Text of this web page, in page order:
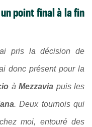
point final à la fin
pris la décision de
donc présent pour la
à Mezzavia puis les
. Deux tournois qui
moi, entouré des